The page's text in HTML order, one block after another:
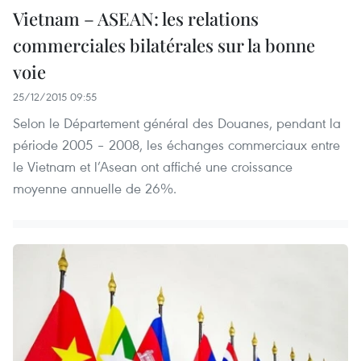
Vietnam – ASEAN: les relations
commerciales bilatérales sur la bonne
voie
25/12/2015 09:55
Selon le Département général des Douanes, pendant la
période 2005 – 2008, les échanges commerciaux entre
le Vietnam et l’Asean ont affiché une croissance
moyenne annuelle de 26%.